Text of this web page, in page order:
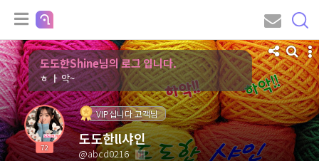
도도한Shine님의 로그 입니다.
ㅎ ㅏ 악~
72
VIP십니다 고객님
도도한ll샤인
@abcd0216